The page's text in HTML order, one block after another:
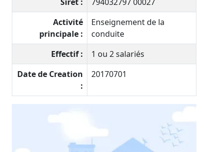
Activité
principale :
Enseignement de la
conduite
Effectif :
1 ou 2 salariés
Date de Creation
:
20170701